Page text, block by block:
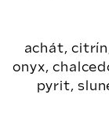
achát,
onyx,
pyrit,